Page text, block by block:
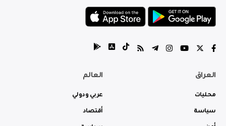
العراق
محليات
سياسة
العالم
عربي ودولي
أقتصاد